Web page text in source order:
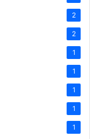
2
2
1
1
1
1
1